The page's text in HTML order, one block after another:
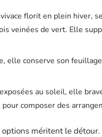
florit en plein hiver,
veinées de vert. Elle
elle conserve son
au soleil, elle
composer des
options méritent le